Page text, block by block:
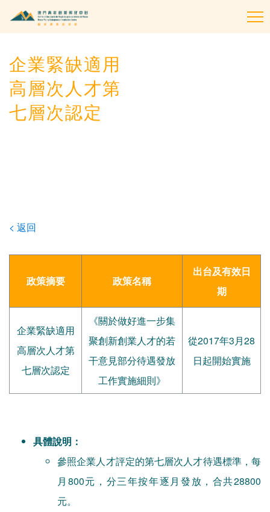
企業緊缺適用
高層次人才第
七層次認定
< 返回
政策摘要 政策名稱
出台及有效日
期
企業緊缺適用
高層次人才第
七層次認定
《關於做好進一步集
聚創新創業人才的若
干意見部分待遇發放
工作實施細則》
從2017年3月28
日起開始實施
具體說明：
參照企業人才評定的第七層次人才待遇標準，每
月800元，分三年按年逐月發放，合共28800
元。